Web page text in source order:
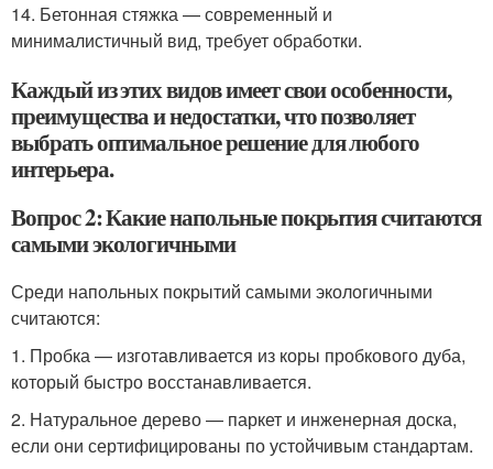
14. Бетонная стяжка — современный и
минималистичный вид, требует обработки.
Каждый из этих видов имеет свои особенности,
преимущества и недостатки, что позволяет
выбрать оптимальное решение для любого
интерьера.
Вопрос 2: Какие напольные покрытия считаются
самыми экологичными
Среди напольных покрытий самыми экологичными
считаются:
1. Пробка — изготавливается из коры пробкового дуба,
который быстро восстанавливается.
2. Натуральное дерево — паркет и инженерная доска,
если они сертифицированы по устойчивым стандартам.